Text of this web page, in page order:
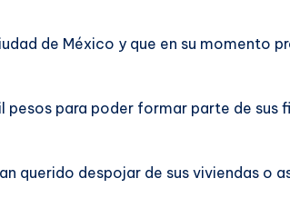
de México y que en su momento
para poder formar parte de sus
querido despojar de sus viviendas o